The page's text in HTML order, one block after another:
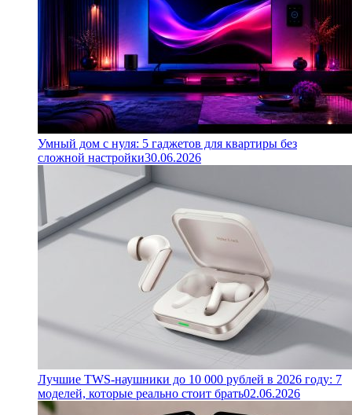
Умный дом с нуля: 5 гаджетов для квартиры без
сложной настройки30.06.2026
Лучшие TWS-наушники до 10 000 рублей в 2026 году: 7
моделей, которые реально стоит брать02.06.2026